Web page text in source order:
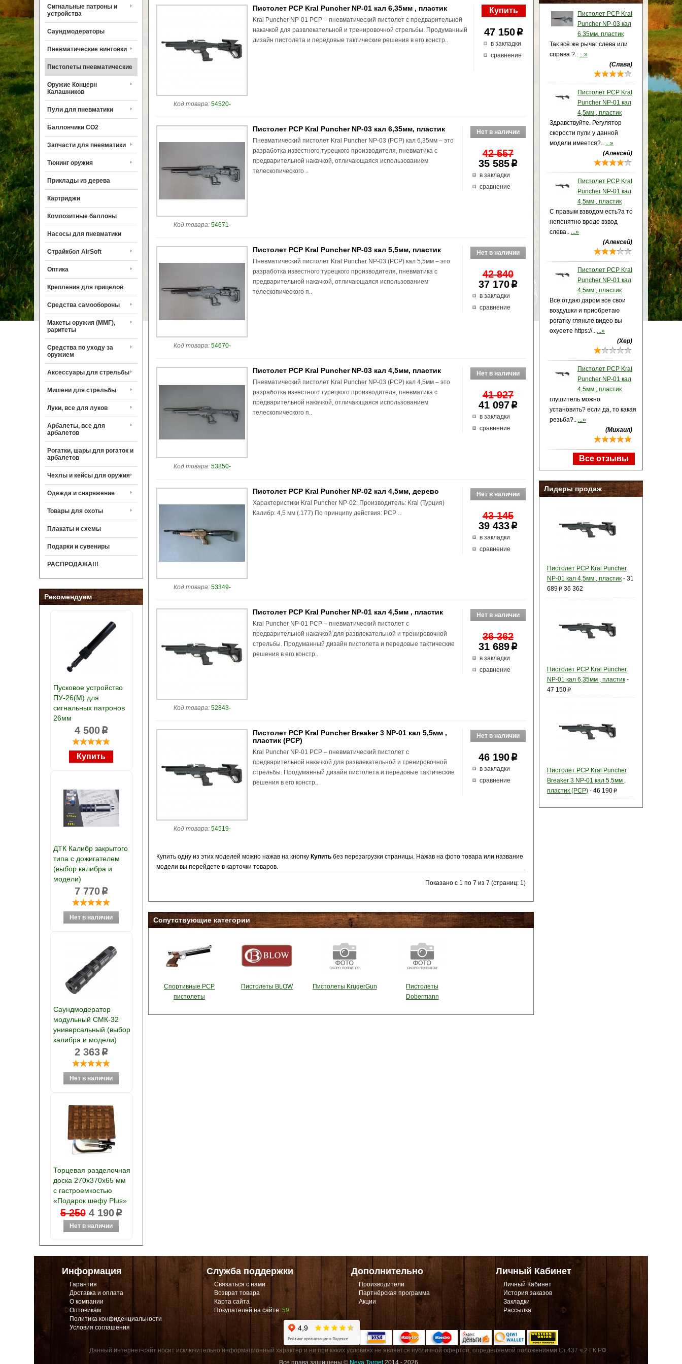
Сигнальные патроны и
устройства
Саундмодераторы
Пневматические винтовки
Пистолеты пневматические
Оружие Концерн
Калашников
Пули для пневматики
Баллончики CO2
Запчасти для пневматики
Тюнинг оружия
Приклады из дерева
Картриджи
Композитные баллоны
Насосы для пневматики
Страйкбол AirSoft
Оптика
Крепления для прицелов
Средства самообороны
Макеты оружия (ММГ),
раритеты
Средства по уходу за
оружием
Аксессуары для стрельбы
Мишени для стрельбы
Луки, все для луков
Арбалеты, все для
арбалетов
Рогатки, шары для рогаток и
арбалетов
Чехлы и кейсы для оружия
Одежда и снаряжение
Товары для охоты
Плакаты и схемы
Подарки и сувениры
РАСПРОДАЖА!!!
Рекомендуем
Пусковое устройство
ПУ-26(М) для
сигнальных патронов
26мм
4 500p
ДТК Калибр закрытого
типа с дожигателем
(выбор калибра и
модели)
7 770p
Саундмодератор
модульный СМК-32
универсальный (выбор
калибра и модели)
2 363p
Торцевая разделочная
доска 270х370х65 мм
с гастроемкостью
«Подарок шефу Plus»
5 250 4 190p
Пистолет PCP Kral
Puncher NP-03 кал
6,35мм, пластик
Так всё же рычаг слева или
справа ?.. ...»
(Слава)
Пистолет PCP Kral
Puncher NP-01 кал
4,5мм , пластик
Здравствуйте. Регулятор
скорости пули у данной
модели имеется?.. ...»
(Алексей)
Пистолет PCP Kral
Puncher NP-01 кал
4,5мм , пластик
С правым взводом есть?а то
непонятно вроде взвод
слева.. ...»
(Алексей)
Пистолет PCP Kral
Puncher NP-01 кал
4,5мм , пластик
Всё отдаю даром все свои
воздушки и приобретаю
рогатку гляньте видео вы
охуеете https://.. ...»
(Хер)
Пистолет PCP Kral
Puncher NP-01 кал
4,5мм , пластик
глушитель можно
установить? если да, то какая
резьба?.. ...»
(Михаил)
Все отзывы
Лидеры продаж
Пистолет PCP Kral Puncher
NP-01 кал 4,5мм , пластик- 31
689p 36 362
Пистолет PCP Kral Puncher
NP-01 кал 6,35мм , пластик-
47 150p
Пистолет PCP Kral Puncher
Breaker 3 NP-01 кал 5,5мм ,
пластик (PCP)- 46 190p
47 150p
в закладки
сравнение
Код товара:54520-
Пистолет PCP Kral Puncher NP-01 кал 6,35мм , пластик
Kral Puncher NP-01 PCP – пневматический пистолет с предварительной
накачкой для развлекательной и тренировочной стрельбы. Продуманный
дизайн пистолета и передовые тактические решения в его констр..
42 557
35 585p
в закладки
сравнение
Код товара:54671-
Пистолет PCP Kral Puncher NP-03 кал 6,35мм, пластик
Пневматический пистолет Kral Puncher NP-03 (PCP) кал 6,35мм – это
разработка известного турецкого производителя, пневматика с
предварительной накачкой, отличающаяся использованием
телескопического ..
42 840
37 170p
в закладки
сравнение
Код товара:54670-
Пистолет PCP Kral Puncher NP-03 кал 5,5мм, пластик
Пневматический пистолет Kral Puncher NP-03 (PCP) кал 5,5мм – это
разработка известного турецкого производителя, пневматика с
предварительной накачкой, отличающаяся использованием
телескопического п..
41 927
41 097p
в закладки
сравнение
Код товара:53850-
Пистолет PCP Kral Puncher NP-03 кал 4,5мм, пластик
Пневматический пистолет Kral Puncher NP-03 (PCP) кал 4,5мм – это
разработка известного турецкого производителя, пневматика с
предварительной накачкой, отличающаяся использованием
телескопического п..
43 145
39 433p
в закладки
сравнение
Код товара:53349-
Пистолет PCP Kral Puncher NP-02 кал 4,5мм, дерево
Характеристики Kral Puncher NP-02: Производитель: Kral (Турция)
Калибр: 4,5 мм (.177) По принципу действия: PCP ..
36 362
31 689p
в закладки
сравнение
Код товара:52843-
Пистолет PCP Kral Puncher NP-01 кал 4,5мм , пластик
Kral Puncher NP-01 PCP – пневматический пистолет с
предварительной накачкой для развлекательной и тренировочной
стрельбы. Продуманный дизайн пистолета и передовые тактические
решения в его констр..
46 190p
в закладки
сравнение
Код товара:54519-
Пистолет PCP Kral Puncher Breaker 3 NP-01 кал 5,5мм ,
пластик (PCP)
Kral Puncher NP-01 PCP – пневматический пистолет с
предварительной накачкой для развлекательной и тренировочной
стрельбы. Продуманный дизайн пистолета и передовые тактические
решения в его констр..
Купить одну из этих моделей можно нажав на кнопку Купить без перезагрузки страницы. Нажав на фото товара или название
модели вы перейдете в карточки товаров.
Показано с 1 по 7 из 7 (страниц: 1)
Сопутствующие категории
Спортивные PCP
пистолеты
Пистолеты BLOW Пистолеты KrugerGun
Пистолеты
Dobermann
Информация
Гарантия
Доставка и оплата
О компании
Оптовикам
Политика конфиденциальности
Условия соглашения
Служба поддержки
Связаться с нами
Возврат товара
Карта сайта
Покупателей на сайте: 59
Дополнительно
Производители
Партнёрская программа
Акции
Личный Кабинет
Личный Кабинет
История заказов
Закладки
Рассылка
Данный интернет-сайт носит исключительно информационный характер и ни при каких условиях не является публичной офертой, определяемой положениями Ст.437 ч.2 ГК РФ.
Все права защищены © Neva Target2014 - 2026